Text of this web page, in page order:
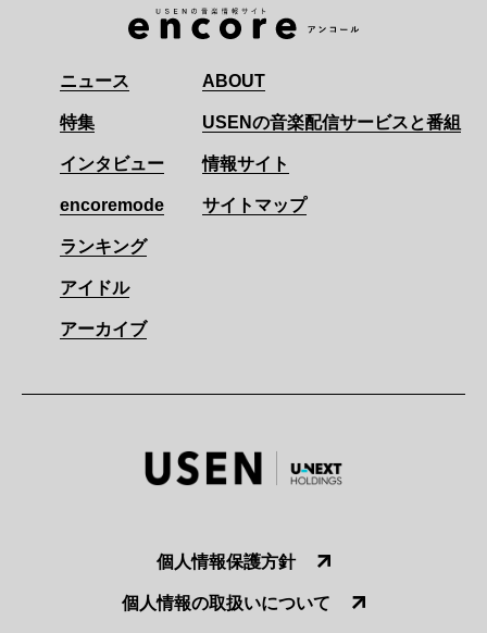
ニュース
特集
インタビュー
encoremode
ランキング
アイドル
アーカイブ
ABOUT
USENの音楽配信サービスと番組
情報サイト
サイトマップ
個人情報保護方針
個人情報の取扱いについて